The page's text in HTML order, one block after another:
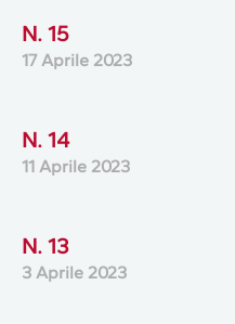
N. 15
17 Aprile 2023
N. 14
11 Aprile 2023
N. 13
3 Aprile 2023